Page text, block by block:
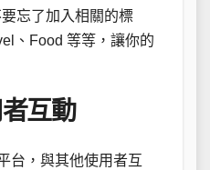
忘了加入相關的標
、Food 等等，讓你的
互動
台，與其他使用者互